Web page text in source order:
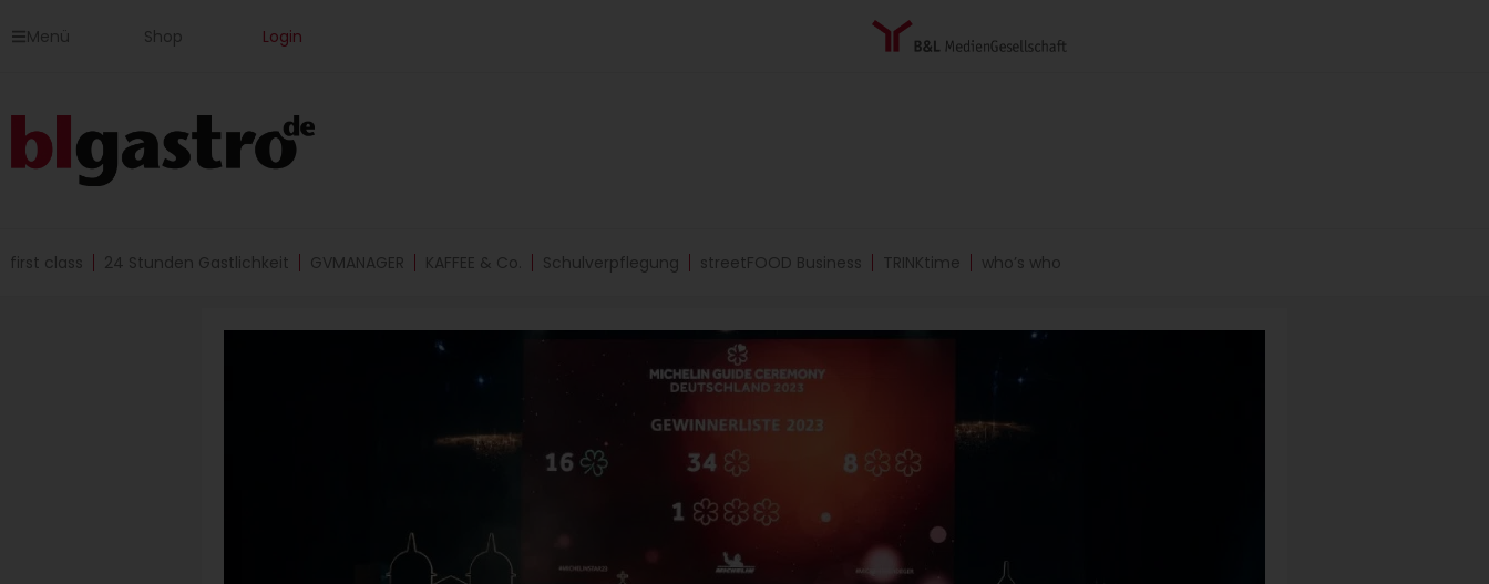
InhaltMenü Shop Login
first class 24 Stunden Gastlichkeit GVMANAGER KAFFEE & Co. Schulverpflegung streetFOOD Business TRINKtime who’s who